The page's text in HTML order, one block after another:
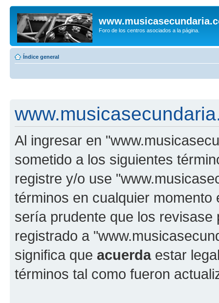
Foro de los centros asociados a la página.
Índice general
Al ingresar en
sometido a los siguientes
registre y/o use
términos en cualquier
sería prudente que los
registrado a
significa que acuerdaestar
términos tal como fueron